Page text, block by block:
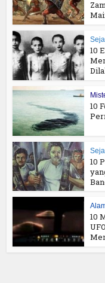
10
10
10
10